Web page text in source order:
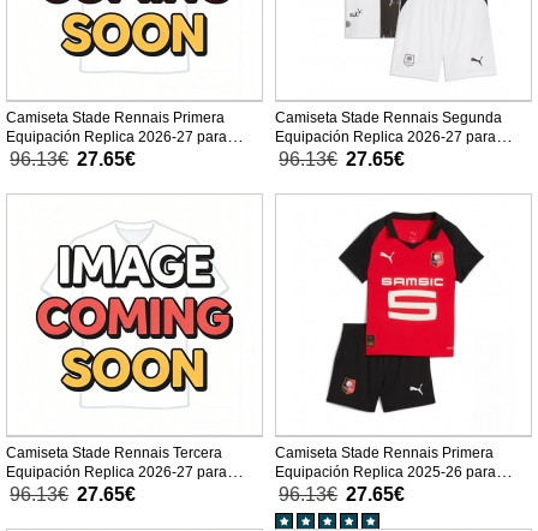
Camiseta Stade Rennais Primera
Equipación Replica 2026-27 para
niños mangas cortas (+ Pantalones
96.13€ 27.65€
Camiseta Stade Rennais Segunda
Equipación Replica 2026-27 para
niños mangas cortas (+ Pantalones
96.13€ 27.65€
Camiseta Stade Rennais Tercera
Equipación Replica 2026-27 para
niños mangas cortas (+ Pantalones
96.13€ 27.65€
Camiseta Stade Rennais Primera
Equipación Replica 2025-26 para
niños mangas cortas (+ Pantalones
cortos)
96.13€ 27.65€